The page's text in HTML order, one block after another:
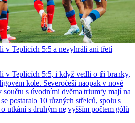
v Teplicích 5:5 a nevyhráli ani třetí
v Teplicích 5:5, i když vedli o tři branky,
kole. Severočeši naopak v nové
součtu s úvodními dvěma triumfy mají na
postaralo 10 různých střelců, spolu s
utkání s druhým nejvyšším počtem gólů